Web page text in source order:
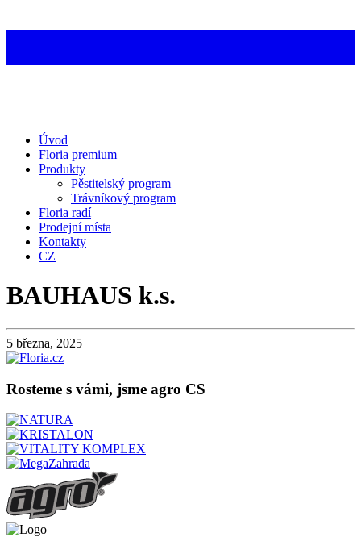
Úvod
Floria premium
Produkty
Pěstitelský program
Trávníkový program
Floria radí
Prodejní místa
Kontakty
CZ
BAUHAUS k.s.
5 března, 2025
Rosteme s vámi, jsme agro CS